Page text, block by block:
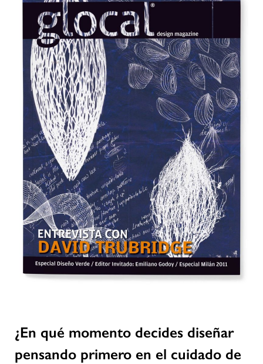
¿En qué momento decides diseñar
pensando primero en el cuidado de